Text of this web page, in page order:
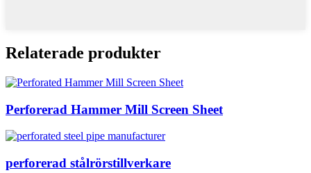
Relaterade produkter
Perforerad Hammer Mill Screen Sheet
perforerad stålrörstillverkare